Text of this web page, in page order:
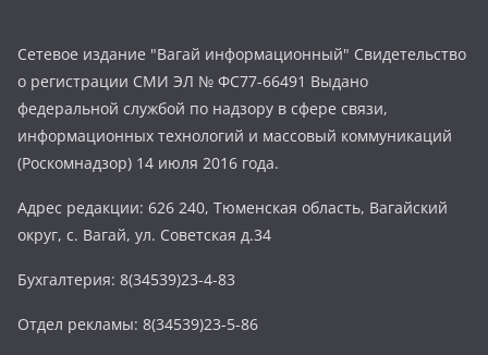
Сетевое издание "Вагай информационный" Свидетельство
о регистрации СМИ ЭЛ № ФС77-66491 Выдано
федеральной службой по надзору в сфере связи,
информационных технологий и массовый коммуникаций
(Роскомнадзор) 14 июля 2016 года.
Адрес редакции: 626 240, Тюменская область, Вагайский
округ, с. Вагай, ул. Советская д.34
Бухгалтерия: 8(34539)23-4-83
Отдел рекламы: 8(34539)23-5-86